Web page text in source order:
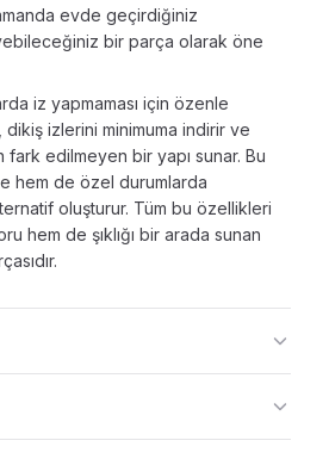
evde geçirdiğiniz
bir parça olarak öne
iz yapmaması için özenle
izlerini minimuma indirir ve
edilmeyen bir yapı sunar. Bu
hem de özel durumlarda
oluşturur. Tüm bu özellikleri
hem de şıklığı bir arada sunan